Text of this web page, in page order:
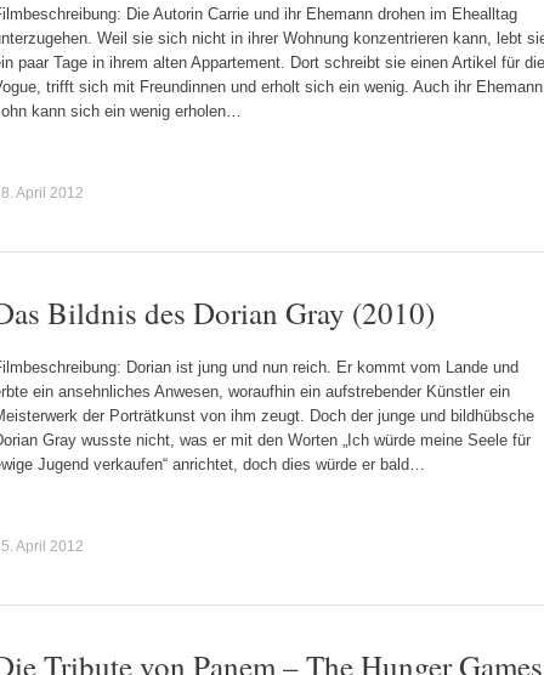
Die Autorin Carrie und ihr Ehemann drohen im Ehealltag
Weil sie sich nicht in ihrer Wohnung konzentrieren kann, lebt
paar Tage in ihrem alten Appartement. Dort schreibt sie einen Artikel für die
trifft sich mit Freundinnen und erholt sich ein wenig. Auch ihr Ehemann
kann sich ein wenig erholen…
April 2012
Bildnis des Dorian Gray (2010)
Dorian ist jung und nun reich. Er kommt vom Lande und
ein ansehnliches Anwesen, woraufhin ein aufstrebender Künstler ein
der Porträtkunst von ihm zeugt. Doch der junge und bildhübsche
Gray wusste nicht, was er mit den Worten „Ich würde meine Seele für
Jugend verkaufen“ anrichtet, doch dies würde er bald…
April 2012
Tribute von Panem – The Hunger Games